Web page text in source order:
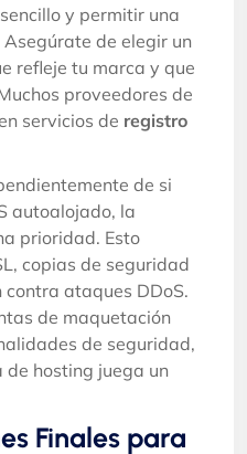
y permitir una
de elegir un
refleje tu marca y que
proveedores de
servicios de registro
de si
autoalojado, la
prioridad. Esto
copias de seguridad
ataques DDoS.
de maquetación
de seguridad,
hosting juega un
Finales para